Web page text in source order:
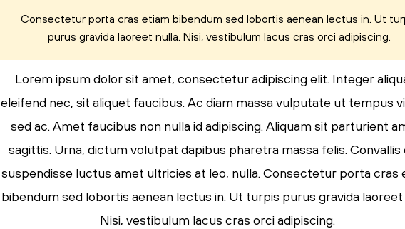
Consectetur porta cras etiam bibendum sed lobortis aenean lectus in. Ut
purus gravida laoreet nulla. Nisi, vestibulum lacus cras orci adipiscing.
Lorem ipsum dolor sit amet, consectetur adipiscing elit. Integer
eleifend nec, sit aliquet faucibus. Ac diam massa vulputate ut tempus
sed ac. Amet faucibus non nulla id adipiscing. Aliquam sit parturient
sagittis. Urna, dictum volutpat dapibus pharetra massa felis. Convallis
suspendisse luctus amet ultricies at leo, nulla. Consectetur porta cras
bibendum sed lobortis aenean lectus in. Ut turpis purus gravida laoreet
Nisi, vestibulum lacus cras orci adipiscing.